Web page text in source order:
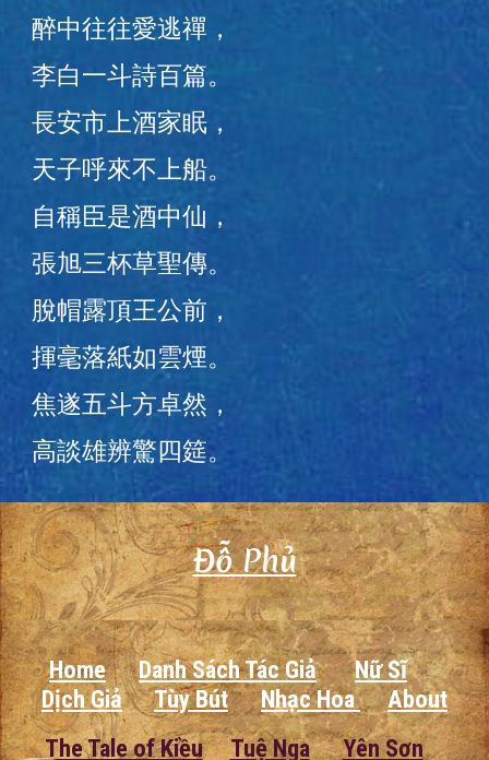
醉中往往愛逃禪，
李白一斗詩百篇。
長安市上酒家眠，
天子呼來不上船。
自稱臣是酒中仙，
張旭三杯草聖傳。
脫帽露頂王公前，
揮毫落紙如雲煙。
焦遂五斗方卓然，
高談雄辨驚四筵。
Đỗ Phủ
Home Danh Sách Tác Giả
Nữ Sĩ
Dịch Giả
Tùy Bút Nhạc Hoa
About
The Tale of Kiều
Tuệ Nga Yên Sơn